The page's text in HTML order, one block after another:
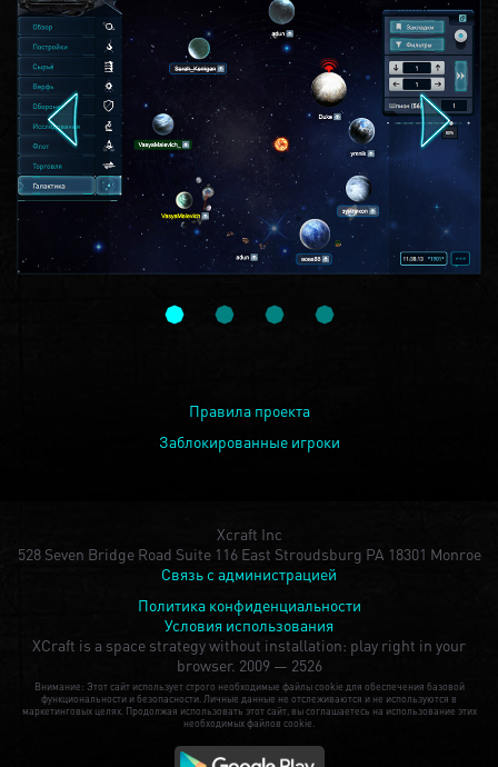
Правила проекта
Заблокированные игроки
Xcraft Inc
528 Seven Bridge Road Suite 116 East Stroudsburg PA 18301 Monroe
Связь с администрацией
Политика конфиденциальности
Условия использования
XCraft is a space strategy without installation: play right in your
browser. 2009 — 2526
Внимание: Этот сайт использует строго необходимые файлы cookie для обеспечения базовой
функциональности и безопасности. Личные данные не отслеживаются и не используются в
маркетинговых целях. Продолжая использовать этот сайт, вы соглашаетесь на использование этих
необходимых файлов cookie.